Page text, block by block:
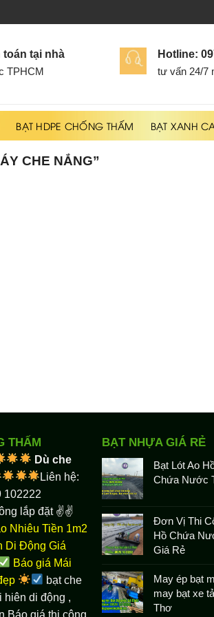
toán tại nhà
TPHCM
Hotline:
tư vấn 24/7
BẠT HDPE CHỐNG THẤM BẠT XANH
CHE NẮNG”
THẤM
Dù che
Liên hệ:
102222
lắp đặt ✌✌
Nhiêu Tiền 1m2
Di Động Giá
Báo giá Mái
bạt che
hiên di động
Báo giá thi công
BẠT NHỰA GIÁ RẺ
Bạt Lót Ao
Chứa Nước
Đơn Vị Thi
Hồ Chứa
Giá Rẻ
May ép bạt
may bạt xe
Thơ